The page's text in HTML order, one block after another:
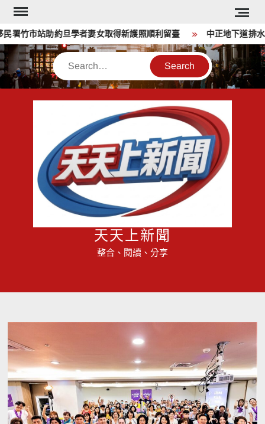
Skip
content
市站助約旦學者妻女取得新護照順利留臺 中正地下道排水溝
Search
天天上新聞
整合、閱讀、分享